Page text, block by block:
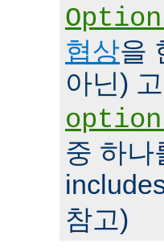
협상을
아닌)
중 하나
참고)